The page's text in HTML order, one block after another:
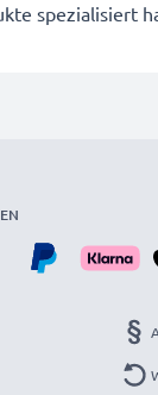
spezialisiert